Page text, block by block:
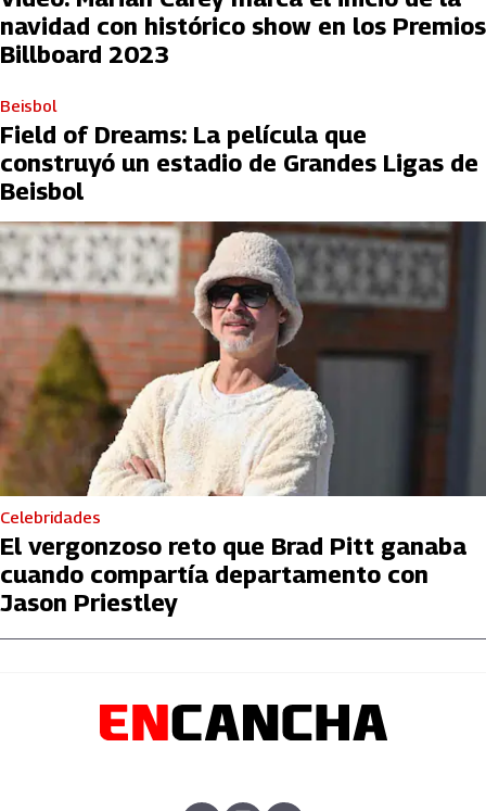
navidad con histórico show en los Premios
Billboard 2023
Beisbol
Field of Dreams: La película que
construyó un estadio de Grandes Ligas de
Beisbol
Celebridades
El vergonzoso reto que Brad Pitt ganaba
cuando compartía departamento con
Jason Priestley